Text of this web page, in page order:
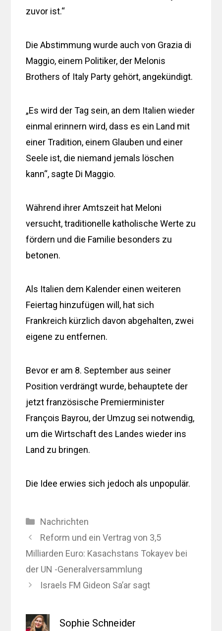
zuvor ist.“
Die Abstimmung wurde auch von Grazia di
Maggio, einem Politiker, der Melonis
Brothers of Italy Party gehört, angekündigt.
„Es wird der Tag sein, an dem Italien wieder
einmal erinnern wird, dass es ein Land mit
einer Tradition, einem Glauben und einer
Seele ist, die niemand jemals löschen
kann“, sagte Di Maggio.
Während ihrer Amtszeit hat Meloni
versucht, traditionelle katholische Werte zu
fördern und die Familie besonders zu
betonen.
Als Italien dem Kalender einen weiteren
Feiertag hinzufügen will, hat sich
Frankreich kürzlich davon abgehalten, zwei
eigene zu entfernen.
Bevor er am 8. September aus seiner
Position verdrängt wurde, behauptete der
jetzt französische Premierminister
François Bayrou, der Umzug sei notwendig,
um die Wirtschaft des Landes wieder ins
Land zu bringen.
Die Idee erwies sich jedoch als unpopulär.
Kategorien
Nachrichten
Reform und ein Vertrag von 3,5
Milliarden Euro: Kasachstans Tokayev bei
der UN -Generalversammlung
Israels FM Gideon Sa’ar sagt
Sophie Schneider